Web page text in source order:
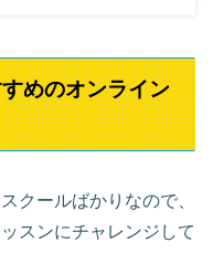
めのオンライン
クールばかりなので、
スンにチャレンジして